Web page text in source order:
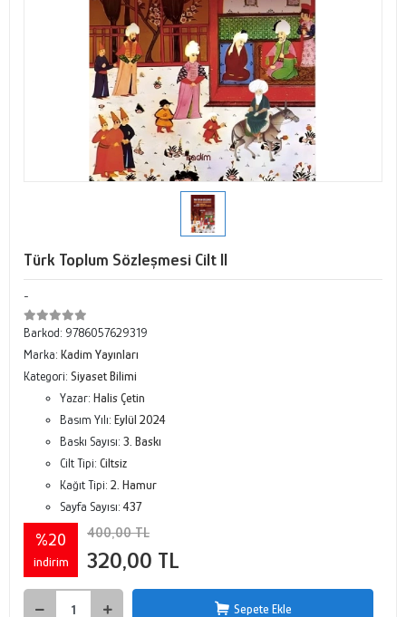
Türk Toplum Sözleşmesi Cilt II
-
Barkod: 9786057629319
Marka: Kadim Yayınları
Kategori: Siyaset Bilimi
Yazar: Halis Çetin
Basım Yılı: Eylül 2024
Baskı Sayısı: 3. Baskı
Cilt Tipi: Ciltsiz
Kağıt Tipi: 2. Hamur
Sayfa Sayısı:437
%20
indirim
400,00 TL
320,00 TL
Sepete Ekle